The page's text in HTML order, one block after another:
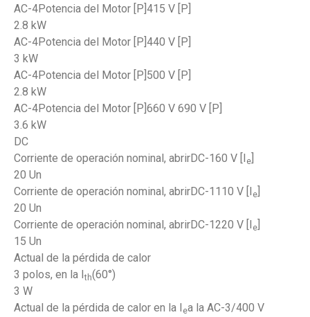
AC-4Potencia del Motor [P]415 V [P]
2.8 kW
AC-4Potencia del Motor [P]440 V [P]
3 kW
AC-4Potencia del Motor [P]500 V [P]
2.8 kW
AC-4Potencia del Motor [P]660 V 690 V [P]
3.6 kW
DC
Corriente de operación nominal, abrirDC-160 V [I
e
20 Un
Corriente de operación nominal, abrirDC-1110 V [I
e
20 Un
Corriente de operación nominal, abrirDC-1220 V [I
e
15 Un
Actual de la pérdida de calor
3 polos, en la Ith(60°)
3 W
Actual de la pérdida de calor en la I
ea la AC-3/400 V